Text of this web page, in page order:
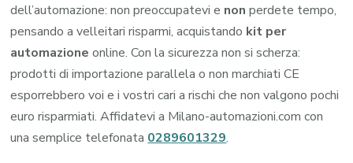
dell’automazione: non preoccupatevi e non perdete tempo,
pensando a velleitari risparmi, acquistando kit per
automazione online. Con la sicurezza non si scherza:
prodotti di importazione parallela o non marchiati CE
esporrebbero voi e i vostri cari a rischi che non valgono pochi
euro risparmiati. Affidatevi a Milano-automazioni.com con
una semplice telefonata 0289601329.